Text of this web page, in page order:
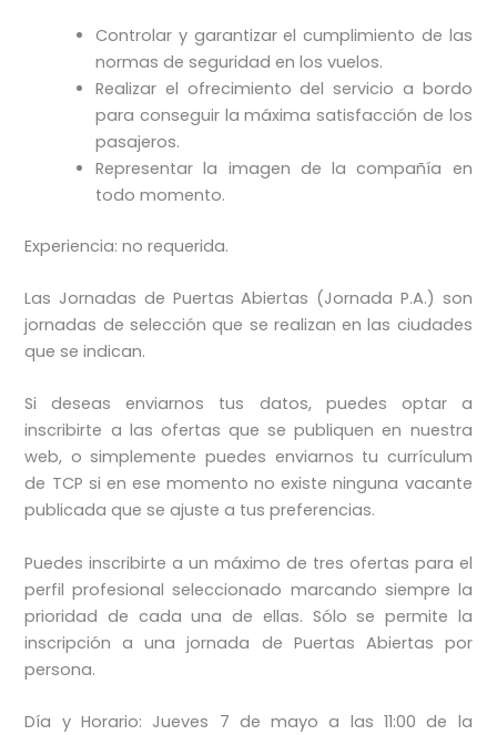
Controlar y garantizar el cumplimiento de las
normas de seguridad en los vuelos.
Realizar el ofrecimiento del servicio a bordo
para conseguir la máxima satisfacción de los
pasajeros.
Representar la imagen de la compañía en
todo momento.
Experiencia: no requerida.
Las Jornadas de Puertas Abiertas (Jornada P.A.) son
jornadas de selección que se realizan en las ciudades
que se indican.
Si deseas enviarnos tus datos, puedes optar a
inscribirte a las ofertas que se publiquen en nuestra
web, o simplemente puedes enviarnos tu currículum
de TCP si en ese momento no existe ninguna vacante
publicada que se ajuste a tus preferencias.
Puedes inscribirte a un máximo de tres ofertas para el
perfil profesional seleccionado marcando siempre la
prioridad de cada una de ellas. Sólo se permite la
inscripción a una jornada de Puertas Abiertas por
persona.
Día y Horario: Jueves 7 de mayo a las 11:00 de la